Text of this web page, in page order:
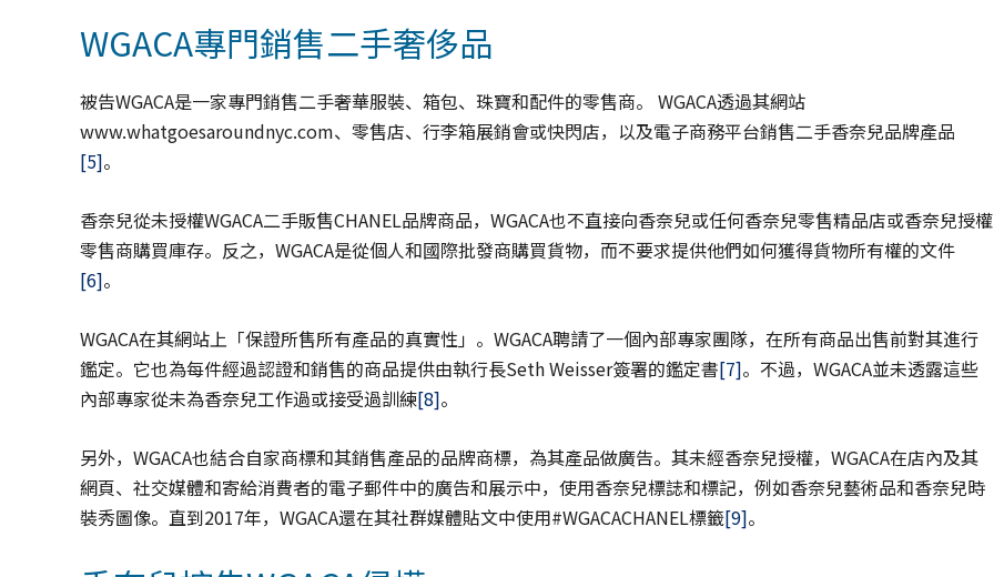
WGACA專門銷售二手奢侈品
被告WGACA是一家專門銷售二手奢華服裝、箱包、珠寶和配件的零售商。 WGACA透過其網站
www.whatgoesaroundnyc.com、零售店、行李箱展銷會或快閃店，以及電子商務平台銷售二手香奈兒品牌產品
[5]。
香奈兒從未授權WGACA二手販售CHANEL品牌商品，WGACA也不直接向香奈兒或任何香奈兒零售精品店或香奈兒授權
零售商購買庫存。反之，WGACA是從個人和國際批發商購買貨物，而不要求提供他們如何獲得貨物所有權的文件
[6]。
WGACA在其網站上「保證所售所有產品的真實性」。WGACA聘請了一個內部專家團隊，在所有商品出售前對其進行
鑑定。它也為每件經過認證和銷售的商品提供由執行長Seth Weisser簽署的鑑定書[7]。不過，WGACA並未透露這些
內部專家從未為香奈兒工作過或接受過訓練[8]。
另外，WGACA也結合自家商標和其銷售產品的品牌商標，為其產品做廣告。其未經香奈兒授權，WGACA在店內及其
網頁、社交媒體和寄給消費者的電子郵件中的廣告和展示中，使用香奈兒標誌和標記，例如香奈兒藝術品和香奈兒時
裝秀圖像。直到2017年，WGACA還在其社群媒體貼文中使用#WGACACHANEL標籤[9]。